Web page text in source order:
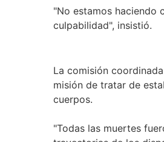
"No estamos haciendo
culpabilidad", insistió.
La comisión
misión de tratar de
cuerpos.
"Todas las muertes